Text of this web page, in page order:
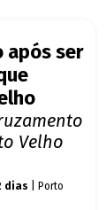
após ser
Velho
dias | Porto